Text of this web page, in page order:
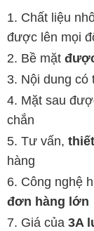
Chất liệu
được lên mọi
Bề mặt
Nội dung có
Mặt sau
chắn
Tư vấn,
hàng
Công nghệ
đơn hàng lớn
Giá của 3A